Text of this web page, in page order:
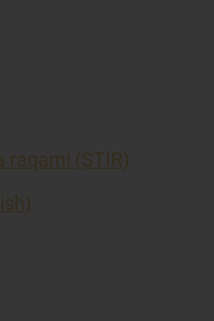
raqami (STIR)